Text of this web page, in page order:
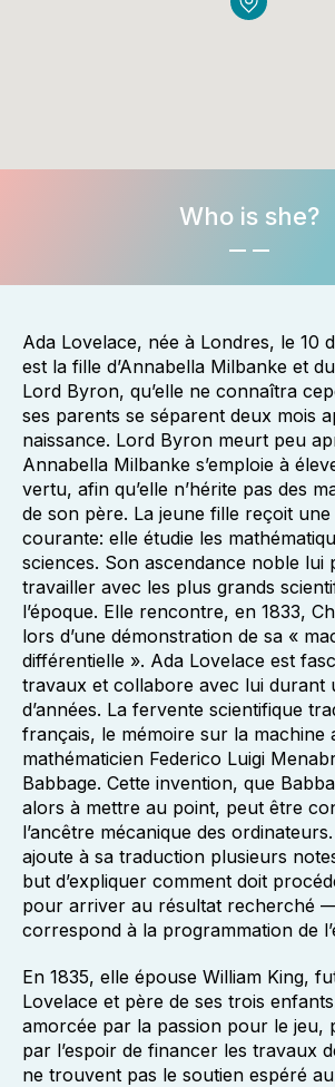
Who is she?
Ada Lovelace, née à Londres, le 10
est la fille d’Annabella Milbanke et
Lord Byron, qu’elle ne connaîtra
ses parents se séparent deux mois
naissance. Lord Byron meurt peu
Annabella Milbanke s’emploie à
vertu, afin qu’elle n’hérite pas des
de son père. La jeune fille reçoit
courante: elle étudie les
sciences. Son ascendance noble lui
travailler avec les plus grands
l’époque. Elle rencontre, en 1833,
lors d’une démonstration de sa «
différentielle ». Ada Lovelace est
travaux et collabore avec lui durant
d’années. La fervente scientifique
français, le mémoire sur la machine
mathématicien Federico Luigi
Babbage. Cette invention, que
alors à mettre au point, peut être
l’ancêtre mécanique des
ajoute à sa traduction plusieurs
but d’expliquer comment doit
pour arriver au résultat recherché
correspond à la programmation de
En 1835, elle épouse William King,
Lovelace et père de ses trois
amorcée par la passion pour le jeu,
par l’espoir de financer les travaux
ne trouvent pas le soutien espéré